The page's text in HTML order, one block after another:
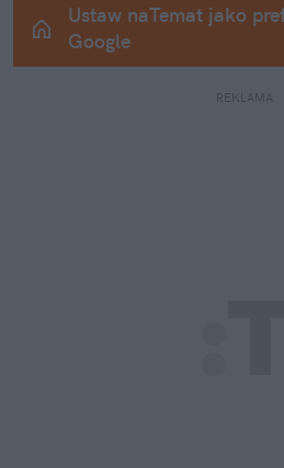
Ustaw naTemat jako
Google
REKLAMA